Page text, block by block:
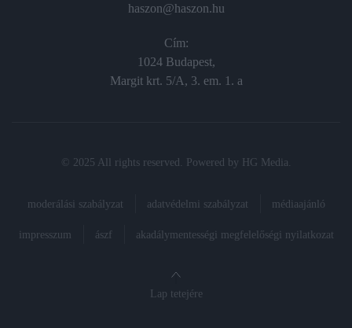
haszon@haszon.hu
Cím:
1024 Budapest,
Margit krt. 5/A, 3. em. 1. a
© 2025 All rights reserved. Powered by HG Media
moderálási szabályzat adatvédelmi szabályzat médiaajánló
impresszum ászf akadálymentességi megfelelőségi nyilatkozat
Lap tetejére